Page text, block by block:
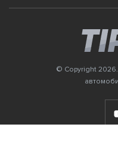
© Copyright